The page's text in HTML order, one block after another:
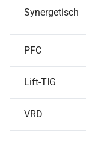
Synergetisch
PFC
Lift-TIG
VRD